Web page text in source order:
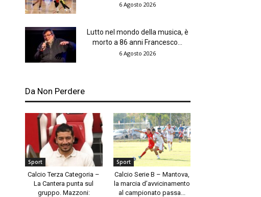
6 Agosto 2026
Lutto nel mondo della musica, è
morto a 86 anni Francesco...
6 Agosto 2026
Da Non Perdere
Sport
Calcio Terza Categoria –
La Cantera punta sul
gruppo. Mazzoni:
Sport
Calcio Serie B – Mantova,
la marcia d’avvicinamento
al campionato passa...